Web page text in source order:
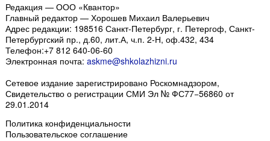
Редакция — ООО «Квантор»
Главный редактор — Хорошев Михаил Валерьевич
Адрес редакции: 198516 Санкт-Петербург, г. Петергоф, Санкт-
Петербургский пр., д.60, лит.А, ч.п. 2-Н, оф.432, 434
Телефон:+7 812 640-06-60
Электронная почта: askme@shkolazhizni.ru
Сетевое издание зарегистрировано Роскомнадзором,
Свидетельство о регистрации СМИ Эл № ФС77−56860 от
29.01.2014
Политика конфиденциальности
Пользовательское соглашение